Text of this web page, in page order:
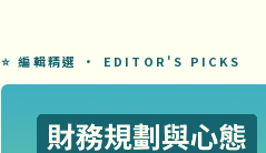
⭐ 編輯精選 · EDITOR'S PICKS